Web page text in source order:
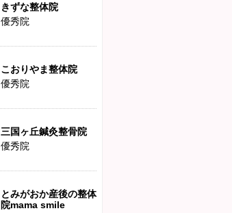
きずな整体院
優秀院
こおりやま整体院
優秀院
三国ヶ丘鍼灸整骨院
優秀院
とみがおか産後の整体
院mama smile